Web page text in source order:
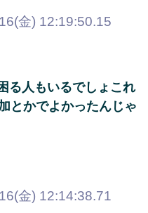
金) 12:19:50.15
る人もいるでしょこれ
とかでよかったんじゃ
金) 12:14:38.71